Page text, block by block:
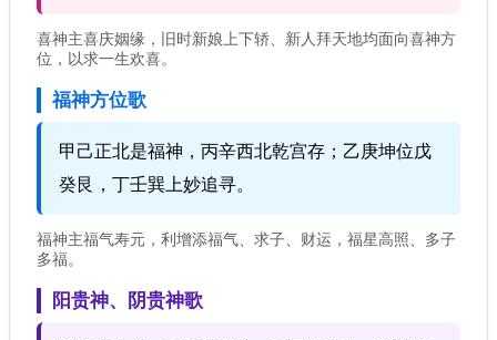
喜神主喜庆姻缘，旧时新娘上下轿、新人拜天地均面向喜神方
位，以求一生欢喜。
福神方位歌
甲己正北是福神，丙辛西北乾宫存；乙庚坤位戊
癸艮，丁壬巽上妙追寻。
福神主福气寿元，利增添福气、求子、财运，福星高照、多子
多福。
阳贵神、阴贵神歌